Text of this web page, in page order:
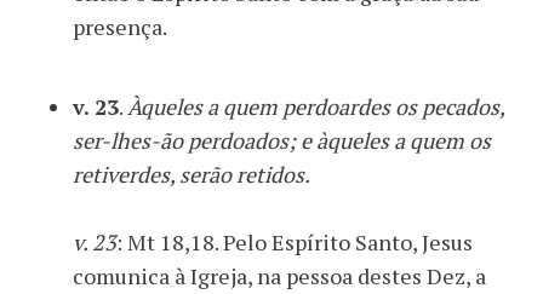
presença.
v. 23.Àqueles a quem perdoardes os pecados,
ser-lhes-ão perdoados; e àqueles a quem os
retiverdes, serão retidos.
v. 23: Mt 18,18. Pelo Espírito Santo, Jesus
comunica à Igreja, na pessoa destes Dez, a